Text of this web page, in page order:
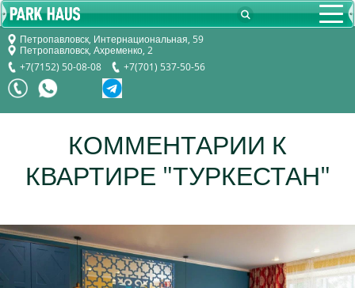
Петропавловск, Интернациональная, 59
Петропавловск, Ахременко, 2
+7(7152) 50-08-08
+7(701) 537-50-56
КОММЕНТАРИИ К
КВАРТИРЕ "ТУРКЕСТАН"